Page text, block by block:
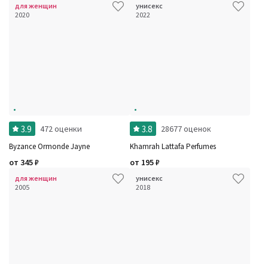
для женщин
2020
3.9 472 оценки
Byzance Ormonde Jayne
от 345₽
унисекс
2022
3.8 28677 оценок
Khamrah Lattafa Perfumes
от 195₽
для женщин
2005
унисекс
2018